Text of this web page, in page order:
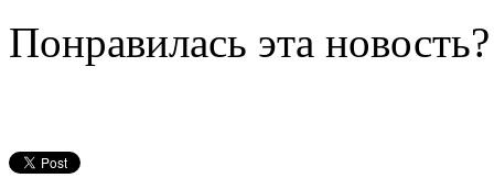
Понравилась эта